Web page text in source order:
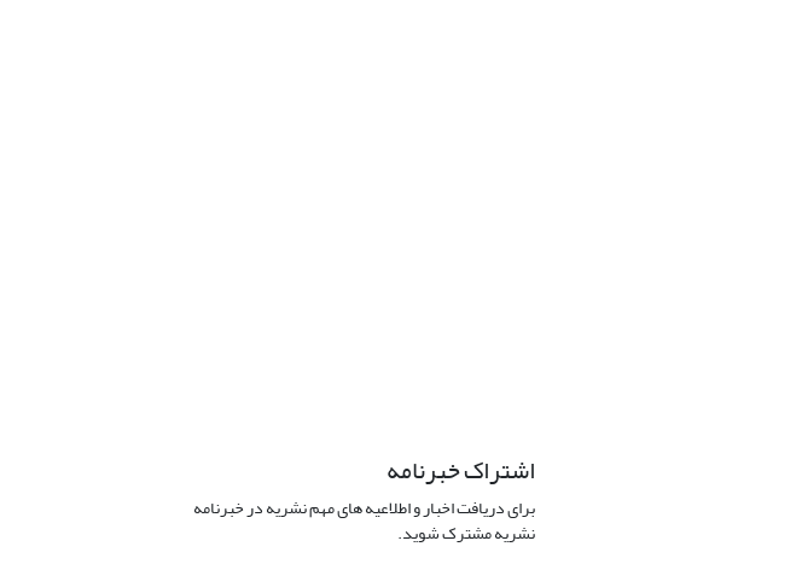
اشتراک خبرنامه
برای دریافت اخبار و اطلاعیه های مهم نشریه در خبرنامه
نشریه مشترک شوید.